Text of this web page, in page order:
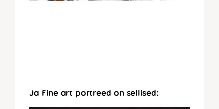
Ja Fine art portreed on sellised: